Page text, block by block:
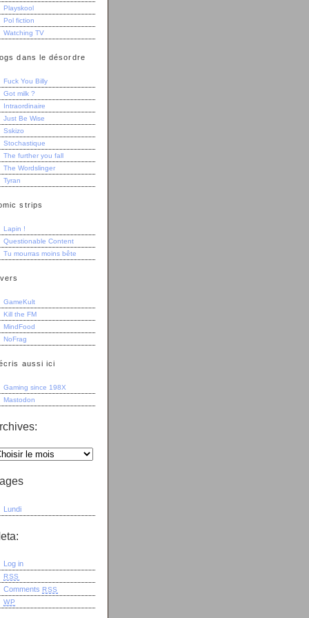
Playskool
Pol fiction
Watching TV
dans le désordre
Fuck You Billy
Got milk ?
Intraordinaire
Just Be Wise
Sskizo
Stochastique
The further you fall
The Wordslinger
Tyran
strips
Lapin !
Questionable Content
Tu mourras moins bête
GameKult
Kill the FM
MindFood
NoFrag
aussi ici
Gaming since 198X
Mastodon
Lundi
Log in
RSS
Comments RSS
WP